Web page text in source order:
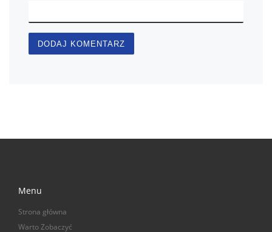
Menu
Strona główna
Warto Zobaczyć